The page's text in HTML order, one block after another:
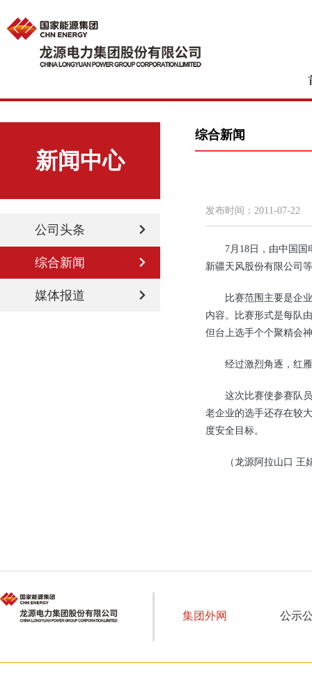
新闻中心
公司头条
综合新闻
媒体报道
综合新闻
发布时间： 2011-07-22
7月18日 ，由中国
新疆天风股份有限公司
比赛范围主要是企业
内容。比赛形式是每队
但台上选手个个聚精会
经过激烈角逐，红雁
这次比赛使参赛队员
老企业的选手还存在较
度安全目标。
（龙源阿拉山口 王
集团外网 公示